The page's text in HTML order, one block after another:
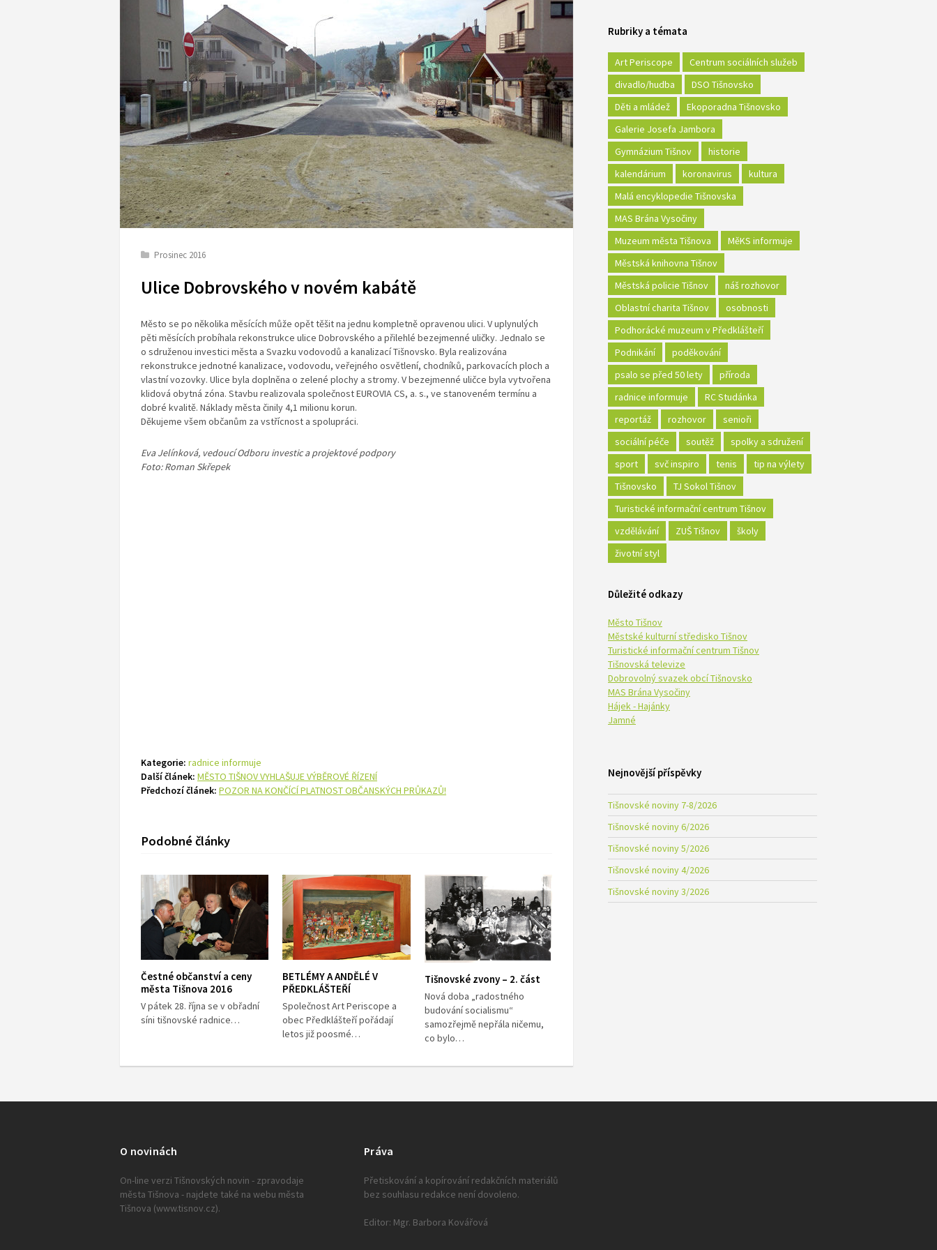
Prosinec 2016
Ulice Dobrovského v novém kabátě
Město se po několika měsících může opět těšit na jednu kompletně opravenou ulici. V uplynulých
pěti měsících probíhala rekonstrukce ulice Dobrovského a přilehlé bezejmenné uličky. Jednalo se
o sdruženou investici města a Svazku vodovodů a kanalizací Tišnovsko. Byla realizována
rekonstrukce jednotné kanalizace, vodovodu, veřejného osvětlení, chodníků, parkovacích ploch a
vlastní vozovky. Ulice byla doplněna o zelené plochy a stromy. V bezejmenné uličce byla vytvořena
klidová obytná zóna. Stavbu realizovala společnost EUROVIA CS, a. s., ve stanoveném termínu a
dobré kvalitě. Náklady města činily 4,1 milionu korun.
Děkujeme všem občanům za vstřícnost a spolupráci.
Eva Jelínková, vedoucí Odboru investic a projektové podpory
Foto: Roman Skřepek
Kategorie: radnice informuje
Další článek: MĚSTO TIŠNOV VYHLAŠUJE VÝBĚROVÉ ŘÍZENÍ
Předchozí článek: POZOR NA KONČÍCÍ PLATNOST OBČANSKÝCH PRŮKAZŮ!
Podobné články
Čestné občanství a ceny
města Tišnova 2016
V pátek 28. října se v obřadní
síni tišnovské radnice…
BETLÉMY A ANDĚLÉ V
PŘEDKLÁŠTEŘÍ
Společnost Art Periscope a
obec Předklášteří pořádají
letos již poosmé…
Tišnovské zvony – 2. část
Nová doba „radostného
budování socialismu“
samozřejmě nepřála ničemu,
co bylo…
Rubriky a témata
Art Periscope
Centrum sociálních služeb
divadlo/hudba
DSO Tišnovsko
Děti a mládež
Ekoporadna Tišnovsko
Galerie Josefa Jambora
Gymnázium Tišnov
historie
kalendárium
koronavirus
kultura
Malá encyklopedie Tišnovska
MAS Brána Vysočiny
Muzeum města Tišnova
MěKS informuje
Městská knihovna Tišnov
Městská policie Tišnov
náš rozhovor
Oblastní charita Tišnov
osobnosti
Podhorácké muzeum v Předklášteří
Podnikání
poděkování
psalo se před 50 lety
příroda
radnice informuje
RC Studánka
reportáž
rozhovor
senioři
sociální péče
soutěž
spolky a sdružení
sport
svč inspiro tenis
tip na výlety
Tišnovsko
TJ Sokol Tišnov
Turistické informační centrum Tišnov
vzdělávání
ZUŠ Tišnov
školy
životní styl
Důležité odkazy
Město Tišnov
Městské kulturní středisko Tišnov
Turistické informační centrum Tišnov
Tišnovská televize
Dobrovolný svazek obcí Tišnovsko
MAS Brána Vysočiny
Hájek - Hajánky
Jamné
Nejnovější příspěvky
Tišnovské noviny 7-8/2026
Tišnovské noviny 6/2026
Tišnovské noviny 5/2026
Tišnovské noviny 4/2026
Tišnovské noviny 3/2026
O novinách
On-line verzi Tišnovských novin - zpravodaje
města Tišnova - najdete také na webu města
Tišnova (www.tisnov.cz).
Práva
Přetiskování a kopírování redakčních materiálů
bez souhlasu redakce není dovoleno.
Editor: Mgr. Barbora Kovářová